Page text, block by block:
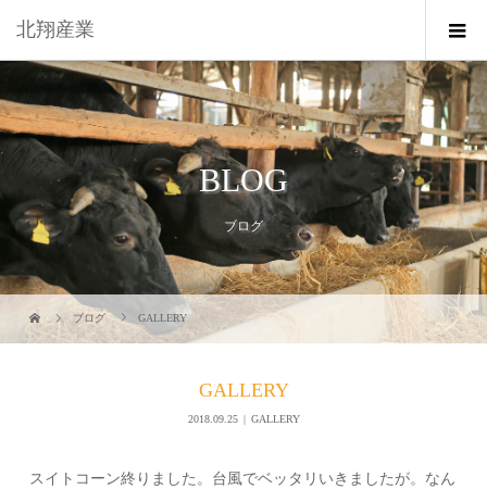
北翔産業
BLOG
ブログ
ブログ GALLERY
GALLERY
2018.09.25 GALLERY
スイトコーン終りました。台風でベッタリいきましたが。なん